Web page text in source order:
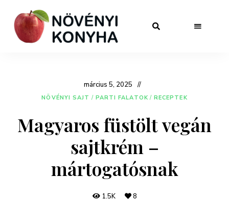
március 5, 2025
NÖVÉNYI SAJT / PARTI FALATOK / RECEPTEK
Magyaros füstölt vegán
sajtkrém –
mártogatósnak
1.5K 8